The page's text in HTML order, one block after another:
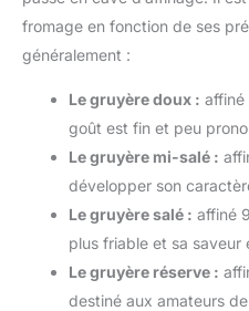
fromage en fonction de ses
généralement :
Le gruyère doux : affiné
goût est fin et peu
Le gruyère mi-salé :
développer son
Le gruyère salé : affiné
plus friable et sa saveur
Le gruyère réserve :
destiné aux amateurs